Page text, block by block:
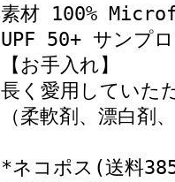
素材 100%
UPF 50+ サンプ
【お手入れ】
長く愛用していた
（柔軟剤、漂白剤
*ネコポス(送料